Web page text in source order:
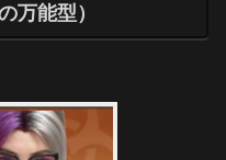
万能型）